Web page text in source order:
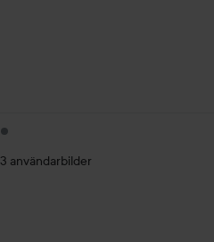
3 användarbilder